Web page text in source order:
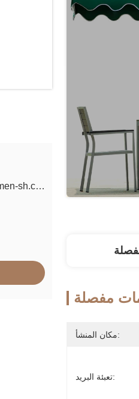
cherry.qian@cyclamen-sh.com
مفصلة
مكان المنشأ:
تعبئة البريد: